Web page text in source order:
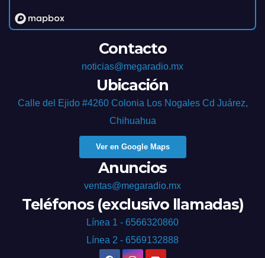
Contacto
noticias@megaradio.mx
Ubicación
Calle del Ejido #4260 Colonia Los Nogales Cd Juárez,
Chihuahua
Ver en Google Maps
Anuncios
ventas@megaradio.mx
Teléfonos (exclusivo llamadas)
Línea 1 - 6566320860
Línea 2 - 6569132888